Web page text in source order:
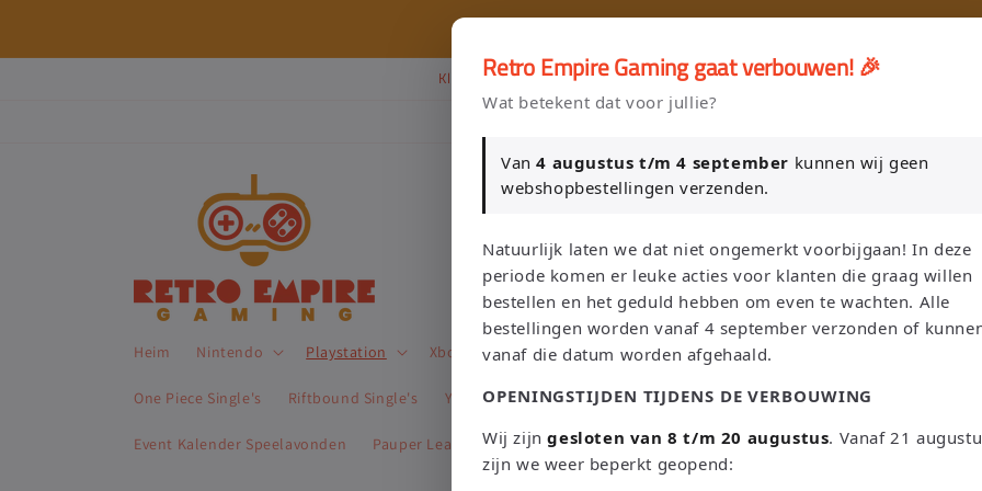
Klik Hier en Verkoop je Game of TCG collectie aan Retro Empire →
Heim Nintendo Playstation Xbox Sega Atari Trading Card Games
One Piece Single's Riftbound Single's Yu-Gi-Oh! Single's Funko Pop! Bordspellen Sale!
Event Kalender Speelavonden Pauper League Leaderboard
L
a
n
d
R
e
g
Niederlande | EUR €
S
p
r
a
h
e
Deutsch Suchen
Retro Empire Gaming gaat verbouwen! 🎉
Wat betekent dat voor jullie?
Van4 augustus t/m 4 september kunnen wij geen
webshopbestellingen verzenden.
Natuurlijk laten we dat niet ongemerkt voorbijgaan! In deze
periode komen er leuke acties voor klanten die graag willen
bestellen en het geduld hebben om even te wachten. Alle
bestellingen worden vanaf 4 september verzonden of
vanaf die datum worden afgehaald.
OPENINGSTIJDEN TIJDENS DE VERBOUWING
Wij zijngesloten van 8 t/m 20 augustus. Vanaf 21
zijn we weer beperkt geopend: